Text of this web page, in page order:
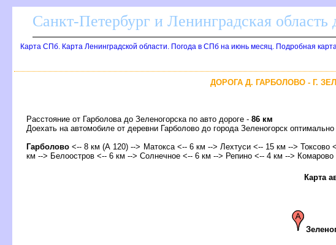
Санкт-Петербург и Ленинградская область
Карта СПб. Карта Ленинградской области. Погода в СПб на июнь месяц. Подробная
ДОРОГА Д. ГАРБОЛОВО - Г.
Расстояние от Гарболова до Зеленогорска по авто дороге - 86 км
Доехать на автомобиле от деревни Гарболово до города Зеленогорск
Гарболово <-- 8 км (А 120) --> Матокса <-- 6 км --> Лехтуси <-- 15 км -->
км --> Белоостров <-- 6 км --> Солнечное <-- 6 км --> Репино <-- 4 км --> Комарово
Карта